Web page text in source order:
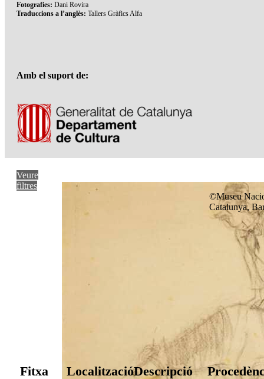
Fotografies: Dani Rovira
Traduccions a l’anglès: Tallers Gràfics Alfa
Amb el suport de:
Veure
filtres
©Museu
Catalunya,
Fitxa LocalitzacióDescripció